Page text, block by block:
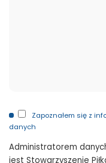
Zapoznałem się z
danych
Administratorem
jest Stowarzyszenie